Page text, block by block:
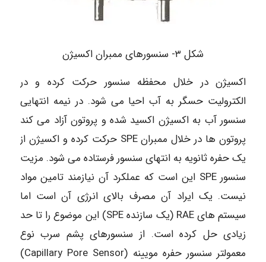
شکل ۳- سنسورهای ممبران اکسیژن
اکسیژن در خلال محفظه سنسور حرکت کرده و در
الکترولیت حسگر به آب احیا می شود. در نیمه انتهایی
سنسور آب به اکسیژن اکسید شده و پروتون آزاد می کند
پروتون ها در خلال ممبران SPE حرکت کرده و اکسیژن از
یک حفره ثانویه به انتهای سنسور فرستاده می شود. مزیت
سنسور SPE این است که عملکرد آن نیازمند تامین مواد
نیست. یک ایراد آن مصرف بالای انرژی آن است اما
سیستم های RAE (یک سازنده SPE) این موضوع را تا حد
زیادی حل کرده است. از سنسورهای پشم سرب نوع
معمولتر سنسور حفره مویینه (Capillary Pore Sensor)